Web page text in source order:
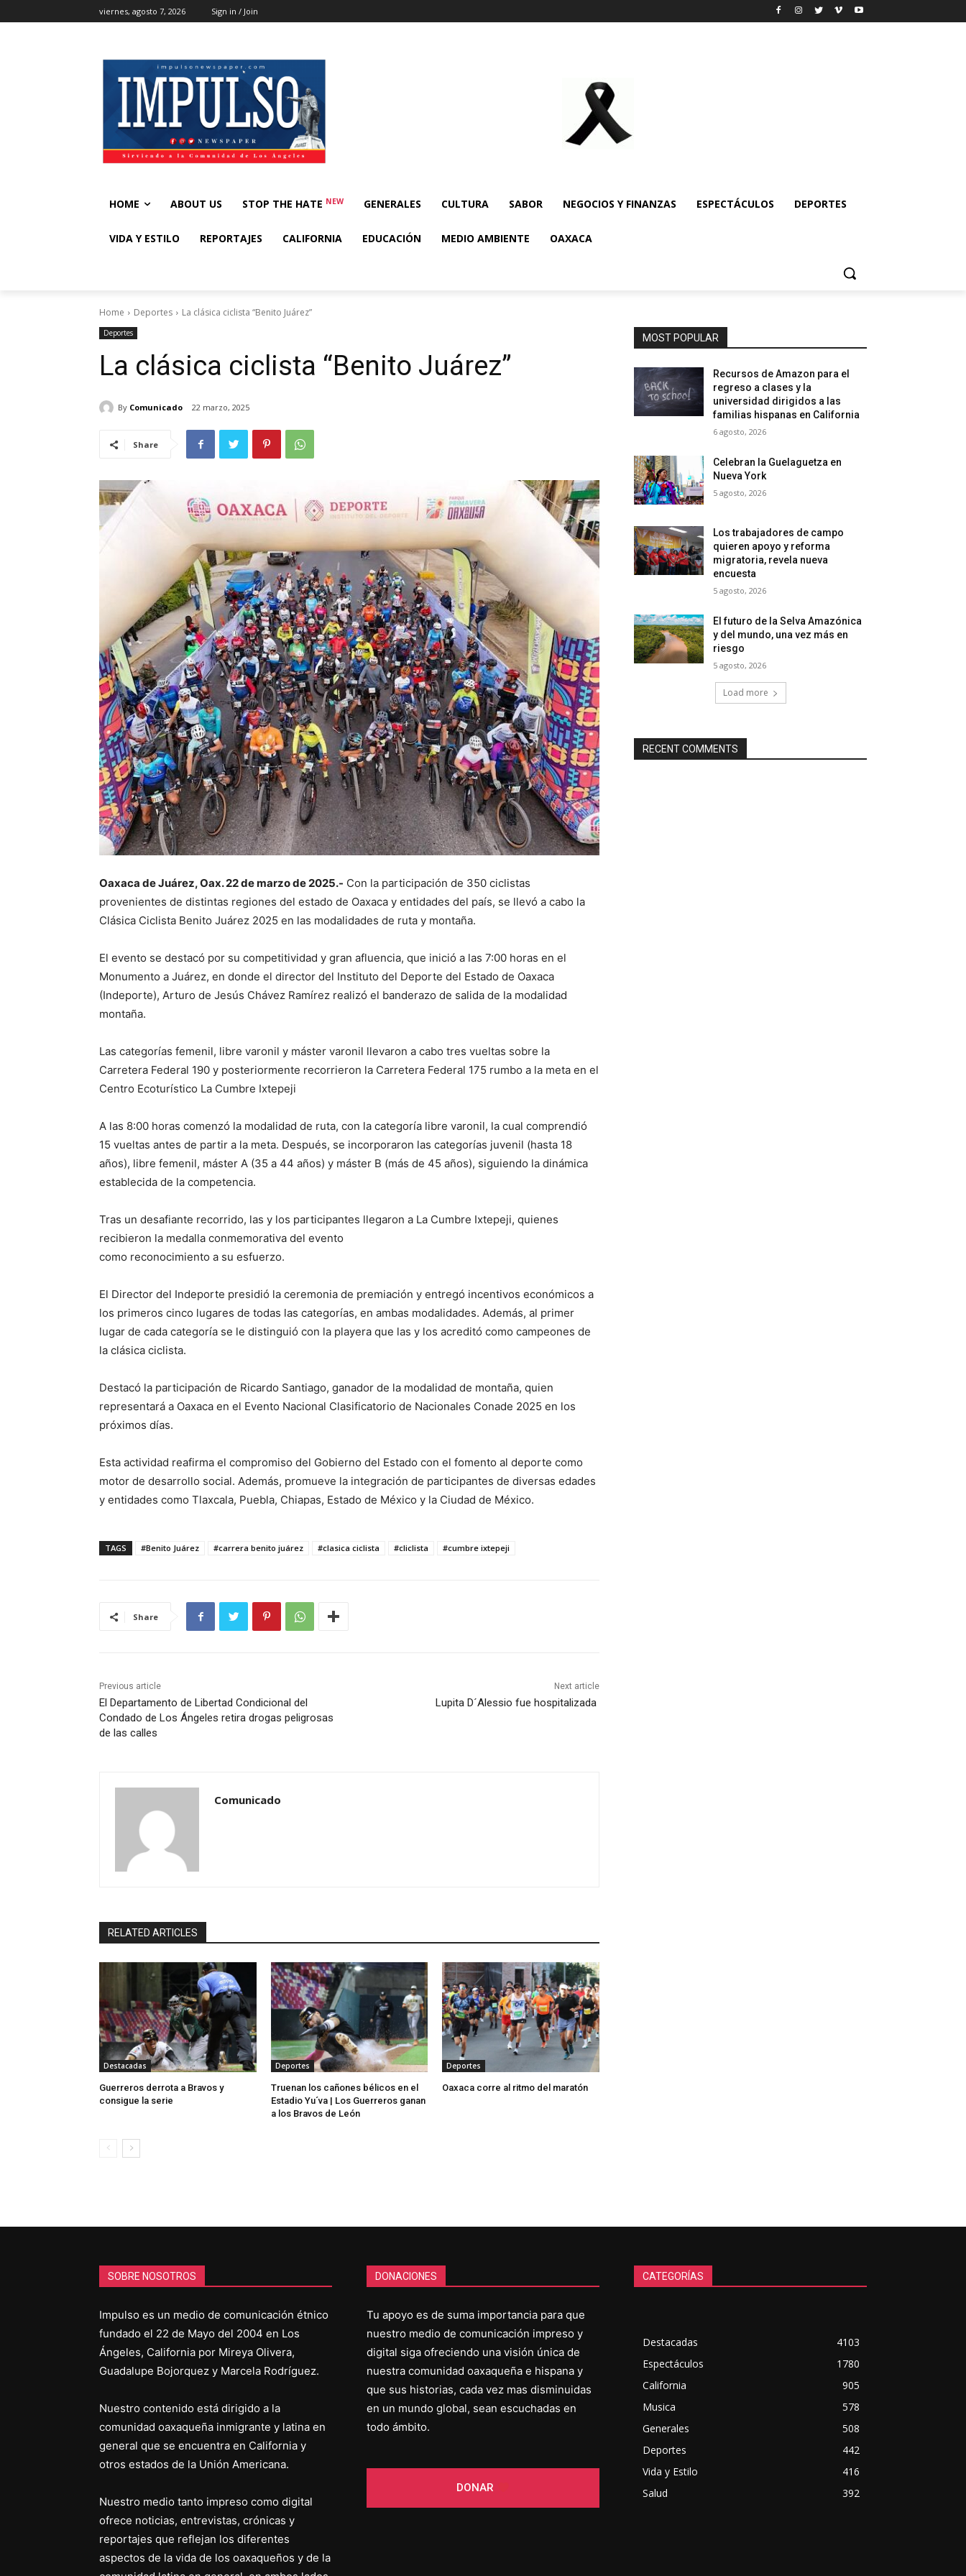
viernes, agosto 7, 2026 Sign in / Join
HOME ABOUT US STOP THE HATE NEW GENERALES CULTURA SABOR NEGOCIOS Y FINANZAS ESPECTÁCULOS DEPORTES
VIDA Y ESTILO REPORTAJES CALIFORNIA EDUCACIÓN MEDIO AMBIENTE OAXACA
Home Deportes La clásica ciclista “Benito Juárez”
Deportes
La clásica ciclista “Benito Juárez”
By Comunicado 22 marzo, 2025
Share
Oaxaca de Juárez, Oax. 22 de marzo de 2025.- Con la participación de 350 ciclistas
provenientes de distintas regiones del estado de Oaxaca y entidades del país, se llevó a cabo la
Clásica Ciclista Benito Juárez 2025 en las modalidades de ruta y montaña.
El evento se destacó por su competitividad y gran afluencia, que inició a las 7:00 horas en el
Monumento a Juárez, en donde el director del Instituto del Deporte del Estado de Oaxaca
(Indeporte), Arturo de Jesús Chávez Ramírez realizó el banderazo de salida de la modalidad
montaña.
Las categorías femenil, libre varonil y máster varonil llevaron a cabo tres vueltas sobre la
Carretera Federal 190 y posteriormente recorrieron la Carretera Federal 175 rumbo a la meta en el
Centro Ecoturístico La Cumbre Ixtepeji
A las 8:00 horas comenzó la modalidad de ruta, con la categoría libre varonil, la cual comprendió
15 vueltas antes de partir a la meta. Después, se incorporaron las categorías juvenil (hasta 18
años), libre femenil, máster A (35 a 44 años) y máster B (más de 45 años), siguiendo la dinámica
establecida de la competencia.
Tras un desafiante recorrido, las y los participantes llegaron a La Cumbre Ixtepeji, quienes
recibieron la medalla conmemorativa del evento
como reconocimiento a su esfuerzo.
El Director del Indeporte presidió la ceremonia de premiación y entregó incentivos económicos a
los primeros cinco lugares de todas las categorías, en ambas modalidades. Además, al primer
lugar de cada categoría se le distinguió con la playera que las y los acreditó como campeones de
la clásica ciclista.
Destacó la participación de Ricardo Santiago, ganador de la modalidad de montaña, quien
representará a Oaxaca en el Evento Nacional Clasificatorio de Nacionales Conade 2025 en los
próximos días.
Esta actividad reafirma el compromiso del Gobierno del Estado con el fomento al deporte como
motor de desarrollo social. Además, promueve la integración de participantes de diversas edades
y entidades como Tlaxcala, Puebla, Chiapas, Estado de México y la Ciudad de México.
TAGS #Benito Juárez #carrera benito juárez #clasica ciclista #cliclista #cumbre ixtepeji
Share
Previous article
El Departamento de Libertad Condicional del
Condado de Los Ángeles retira drogas peligrosas
de las calles
Next article
Lupita D´Alessio fue hospitalizada
Comunicado
RELATED ARTICLES
Destacadas
Guerreros derrota a Bravos y
consigue la serie
Deportes
Truenan los cañones bélicos en el
Estadio Yu´va | Los Guerreros ganan
a los Bravos de León
Deportes
Oaxaca corre al ritmo del maratón
MOST POPULAR
Recursos de Amazon para el
regreso a clases y la
universidad dirigidos a las
familias hispanas en California
6 agosto, 2026
Celebran la Guelaguetza en
Nueva York
5 agosto, 2026
Los trabajadores de campo
quieren apoyo y reforma
migratoria, revela nueva
encuesta
5 agosto, 2026
El futuro de la Selva Amazónica
y del mundo, una vez más en
riesgo
5 agosto, 2026
Load more
RECENT COMMENTS
SOBRE NOSOTROS
Impulso es un medio de comunicación étnico
fundado el 22 de Mayo del 2004 en Los
Ángeles, California por Mireya Olivera,
Guadalupe Bojorquez y Marcela Rodríguez.
Nuestro contenido está dirigido a la
comunidad oaxaqueña inmigrante y latina en
general que se encuentra en California y
otros estados de la Unión Americana.
Nuestro medio tanto impreso como digital
ofrece noticias, entrevistas, crónicas y
reportajes que reflejan los diferentes
aspectos de la vida de los oaxaqueños y de la
DONACIONES
Tu apoyo es de suma importancia para que
nuestro medio de comunicación impreso y
digital siga ofreciendo una visión única de
nuestra comunidad oaxaqueña e hispana y
que sus historias, cada vez mas disminuidas
en un mundo global, sean escuchadas en
todo ámbito.
DONAR
CATEGORÍAS
Destacadas
4103
Espectáculos
1780
California
905
Musica
578
Generales
508
Deportes
442
Vida y Estilo
416
Salud
392